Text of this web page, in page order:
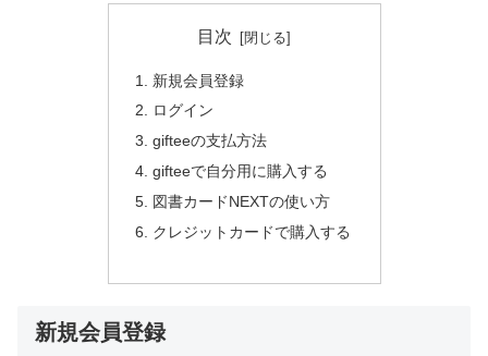
目次
新規会員登録
ログイン
gifteeの支払方法
gifteeで自分用に購入する
図書カードNEXTの使い方
クレジットカードで購入する
新規会員登録